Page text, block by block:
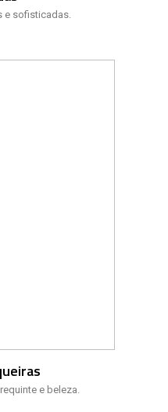
e sofisticadas.
e beleza.